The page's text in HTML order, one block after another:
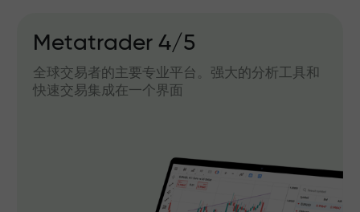
Metatrader 4/5
全球交易者的主要专业平台。强大的分析工具和
快速交易集成在一个界面